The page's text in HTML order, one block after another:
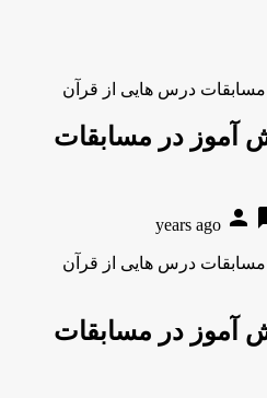
دانش آموز در مسابقات
person
دانش آموز در مسابقات